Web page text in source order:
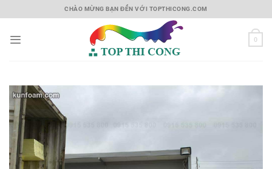
to
CHÀO MỪNG BẠN ĐẾN VỚI TOPTHICONG.COM
0